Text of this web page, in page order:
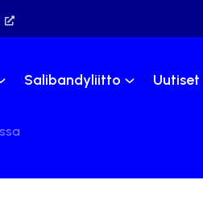
Salibandyliitto Uutiset